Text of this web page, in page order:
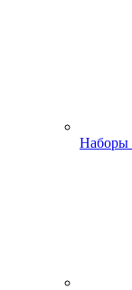
Наборы